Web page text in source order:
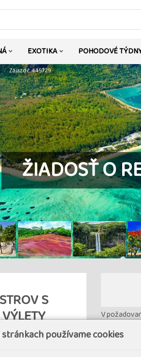
EXOTIKA POHODOVÉ
Zájazd č. 445729
ŽIADOSŤ O
S
V
stránkach používame cookies